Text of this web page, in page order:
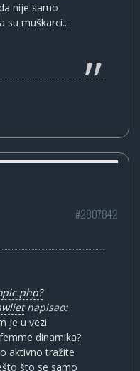
nije samo
su muškarci....
#2807842
napisao:
je u vezi
dinamika?
aktivno tražite
što se samo